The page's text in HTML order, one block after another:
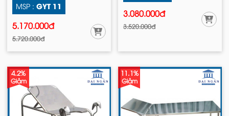
MSP : GYT 11
5.170.000đ
5.720.000đ
3.080.000đ
3.520.000đ
4.2%
Giảm
11.1%
Giảm